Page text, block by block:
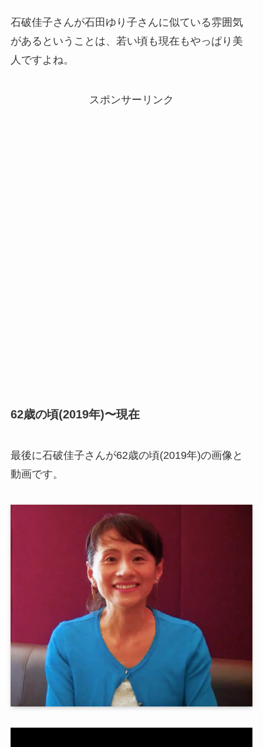
石破佳子さんが石田ゆり子さんに似ている雰囲気
があるということは、若い頃も現在もやっぱり美
人ですよね。
スポンサーリンク
62歳の頃(2019年)〜現在
最後に石破佳子さんが62歳の頃(2019年)の画像と
動画です。